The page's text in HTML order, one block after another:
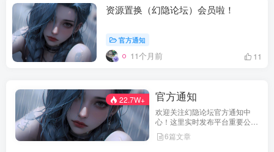
资源置换（幻隐论坛）会员啦！
官方通知
11个月前 11
22.7W+ 官方通知
欢迎关注幻隐论坛官方通知中
心！这里实时发布平台重要公
告、活动规则、功能更新、安全
提醒及用户权益说明，确保每位
6篇文章